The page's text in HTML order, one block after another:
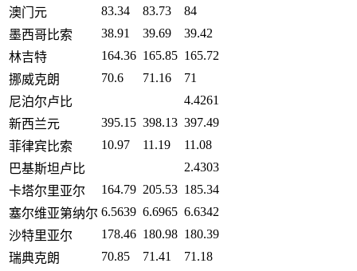
澳门元
83.34 83.73
84
墨西哥比索
38.91 39.69
39.42
林吉特
164.36 165.85 165.72
挪威克朗
70.6 71.16
71
尼泊尔卢比
4.4261
新西兰元
395.15 398.13 397.49
菲律宾比索
10.97 11.19
11.08
巴基斯坦卢比
2.4303
卡塔尔里亚尔
164.79 205.53 185.34
塞尔维亚第纳尔 6.5639 6.6965 6.6342
沙特里亚尔
178.46 180.98 180.39
瑞典克朗
70.85 71.41
71.18